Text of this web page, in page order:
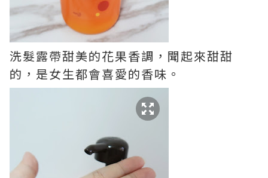
洗髮露帶甜美的花果香調，聞起來甜甜
的，是女生都會喜愛的香味。